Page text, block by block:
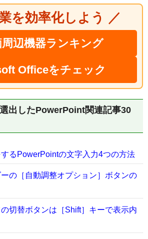
を効率化しよう ／
周辺機器ランキング
Officeをチェック
出したPowerPoint関連記事30
るPowerPointの文字入力4つの方法
の［自動調整オプション］ボタンの
切替ボタンは［Shift］キーで表示内